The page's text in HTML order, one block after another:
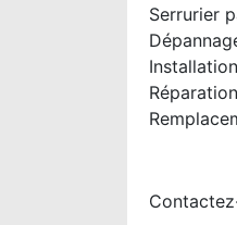
Serrurier